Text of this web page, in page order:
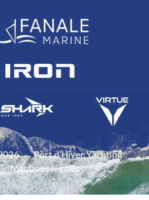
Port d'Hiver Yachting
Mentions légales